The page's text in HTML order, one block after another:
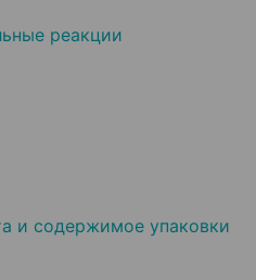
реакции
и содержимое упаковки